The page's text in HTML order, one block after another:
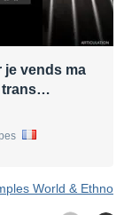
je vends ma
trans…
World & Ethno